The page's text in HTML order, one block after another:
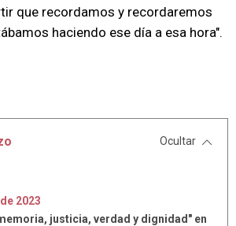
que recordamos y recordaremos
haciendo ese día a esa hora".
Ocultar
de 2023
justicia, verdad y dignidad" en